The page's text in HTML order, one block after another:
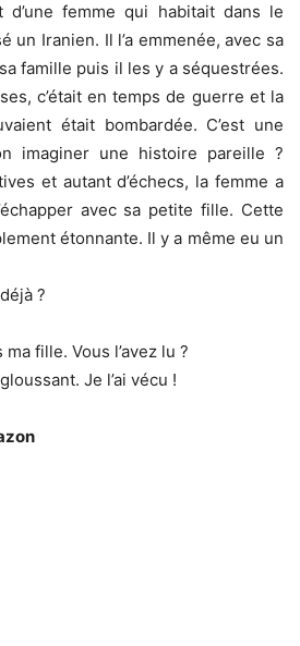
d’une femme qui habitait dans le
un Iranien. Il l’a emmenée, avec sa
famille puis il les y a séquestrées.
c’était en temps de guerre et la
était bombardée. C’est une
imaginer une histoire pareille ?
et autant d’échecs, la femme a
avec sa petite fille. Cette
étonnante. Il y a même eu un
?
ma fille. Vous l’avez lu ?
Je l’ai vécu !